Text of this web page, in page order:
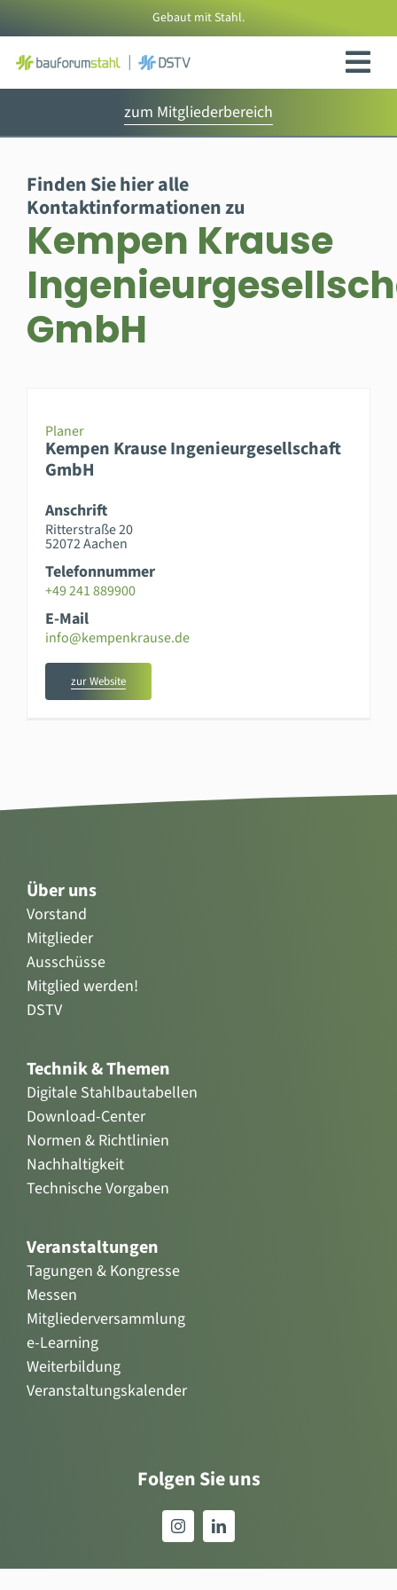
Inhalt
springen
Gebaut mit Stahl.
zum Mitgliederbereich
Finden Sie hier alle
Kontaktinformationen zu
Kempen Krause
GmbH
Planer
Kempen Krause Ingenieurgesellschaft
GmbH
Anschrift
Ritterstraße 20
52072 Aachen
Telefonnummer
+49 241 889900
E-Mail
info@kempenkrause.de
zur Website
Über uns
Vorstand
Mitglieder
Ausschüsse
Mitglied werden!
DSTV
Technik & Themen
Digitale Stahlbautabellen
Download-Center
Normen & Richtlinien
Nachhaltigkeit
Technische Vorgaben
Veranstaltungen
Tagungen & Kongresse
Messen
Mitgliederversammlung
e-Learning
Weiterbildung
Veranstaltungskalender
Folgen Sie uns